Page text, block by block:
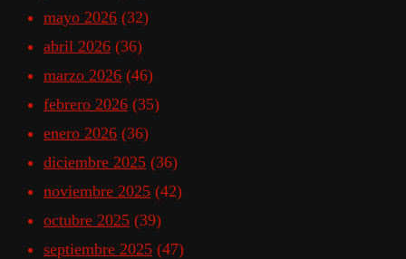
mayo 2026 (32)
abril 2026 (36)
marzo 2026 (46)
febrero 2026 (35)
enero 2026 (36)
diciembre 2025 (36)
noviembre 2025 (42)
octubre 2025 (39)
septiembre 2025 (47)